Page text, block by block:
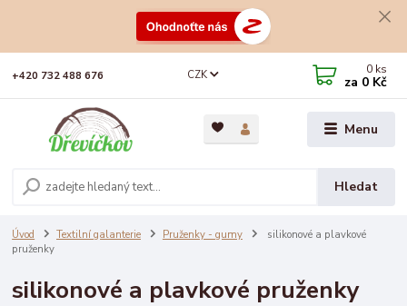
Menu
CZK
Hledat
+420 732 488 676 0 ks
za 0 Kč
Úvod Textilní galanterie Pruženky - gumy
silikonové a plavkové
pruženky
silikonové a plavkové pruženky